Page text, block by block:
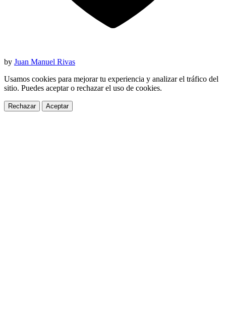
by Juan Manuel Rivas
Usamos cookies para mejorar tu experiencia y analizar el tráfico del
sitio. Puedes aceptar o rechazar el uso de cookies.
Rechazar Aceptar